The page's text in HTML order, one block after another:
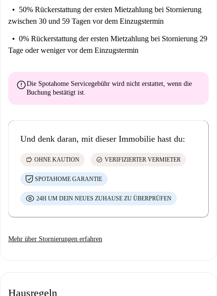
50% Rückerstattung der ersten Mietzahlung bei Stornierung
zwischen 30 und 59 Tagen vor dem Einzugstermin
0% Rückerstattung der ersten Mietzahlung bei Stornierung 29
Tage oder weniger vor dem Einzugstermin
errorDie Spotahome Servicegebühr wird nicht erstattet, wenn die
Buchung bestätigt ist.
Und denk daran, mit dieser Immobilie hast du:
savings OHNE KAUTION check_circle VERIFIZIERTER VERMIETER
SPOTAHOME GARANTIE
24H UM DEIN NEUES ZUHAUSE ZU ÜBERPRÜFEN
Mehr über Stornierungen erfahren
Hausregeln